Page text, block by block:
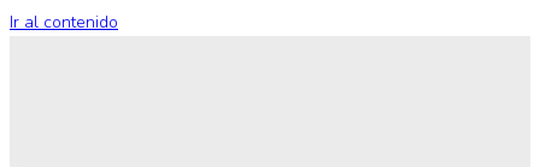
Ir al contenido